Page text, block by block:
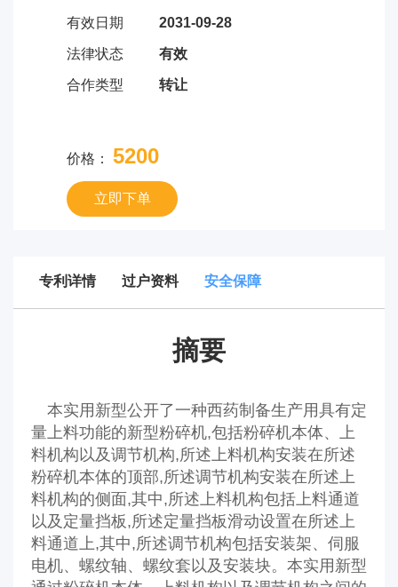
有效日期 2031-09-28
法律状态 有效
合作类型 转让
价格： 5200
立即下单
专利详情 过户资料 安全保障
摘要
本实用新型公开了一种西药制备生产用具有定
量上料功能的新型粉碎机,包括粉碎机本体、上
料机构以及调节机构,所述上料机构安装在所述
粉碎机本体的顶部,所述调节机构安装在所述上
料机构的侧面,其中,所述上料机构包括上料通道
以及定量挡板,所述定量挡板滑动设置在所述上
料通道上,其中,所述调节机构包括安装架、伺服
电机、螺纹轴、螺纹套以及安装块。本实用新型